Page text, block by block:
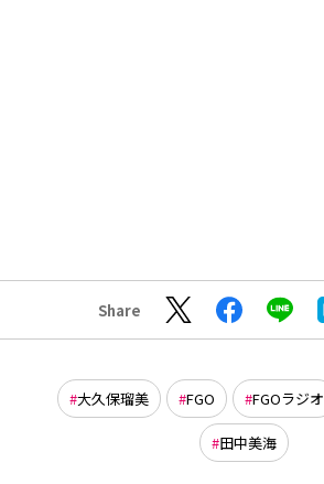
Share
大久保瑠美 FGO FGOラジオ
田中美海